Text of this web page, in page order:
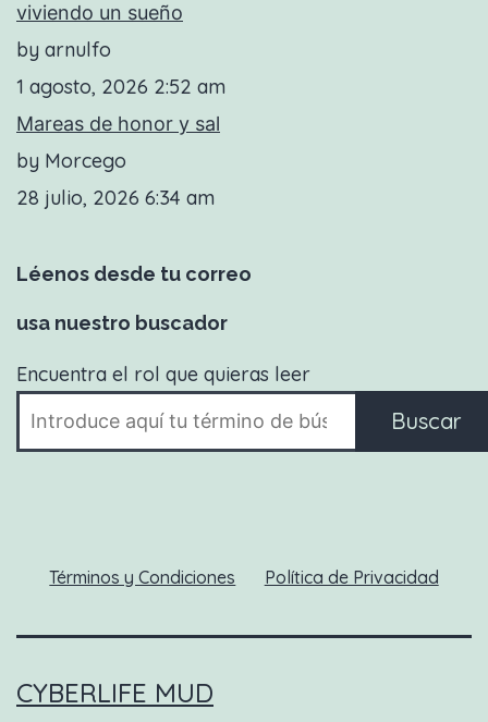
viviendo un sueño
by arnulfo
1 agosto, 2026 2:52 am
Mareas de honor y sal
by Morcego
28 julio, 2026 6:34 am
Léenos desde tu correo
usa nuestro buscador
Encuentra el rol que quieras leer
Buscar
Términos y Condiciones Política de Privacidad
CYBERLIFE MUD